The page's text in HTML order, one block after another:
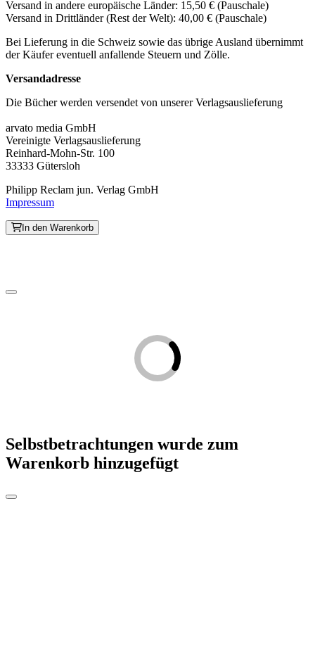
Versand in andere europäische Länder: 15,50 € (Pauschale)
Versand in Drittländer (Rest der Welt): 40,00 € (Pauschale)
Bei Lieferung in die Schweiz sowie das übrige Ausland übernimmt
der Käufer eventuell anfallende Steuern und Zölle.
Versandadresse
Die Bücher werden versendet von unserer Verlagsauslieferung
arvato media GmbH
Vereinigte Verlagsauslieferung
Reinhard-Mohn-Str. 100
33333 Gütersloh
Philipp Reclam jun. Verlag GmbH
Impressum
In den Warenkorb
Selbstbetrachtungen wurde zum
Warenkorb hinzugefügt